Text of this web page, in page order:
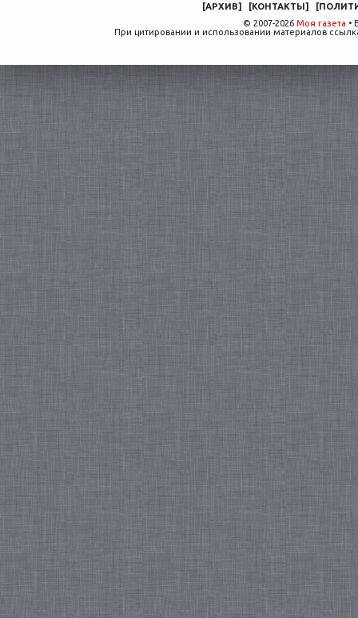
[АРХИВ] [КОНТАКТЫ] [
© 2007-2026 Моя газета •
При цитировании и использовании материалов